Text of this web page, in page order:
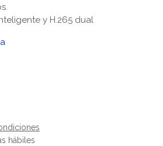
y H.265 dual
hábiles